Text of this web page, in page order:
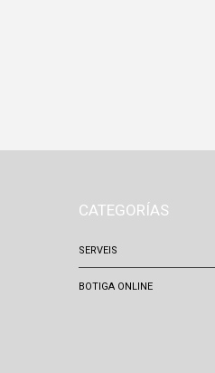
CATEGORÍAS
SERVEIS
BOTIGA ONLINE